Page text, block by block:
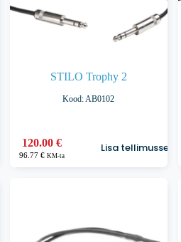
STILO Trophy 2
Kood: AB0102
120.00€
96.77€ KM-ta
Lisa tellimusse